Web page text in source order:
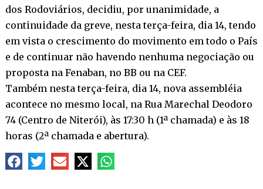
dos Rodoviários, decidiu, por unanimidade, a
continuidade da greve, nesta terça-feira, dia 14, tendo
em vista o crescimento do movimento em todo o País
e de continuar não havendo nenhuma negociação ou
proposta na Fenaban, no BB ou na CEF.
Também nesta terça-feira, dia 14, nova assembléia
acontece no mesmo local, na Rua Marechal Deodoro
74 (Centro de Niterói), às 17:30 h (1ª chamada) e às 18
horas (2ª chamada e abertura).